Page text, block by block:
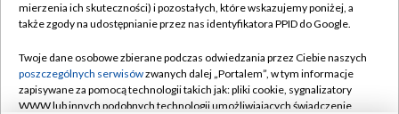
Naziemna Telewizja Cyfrowa
Rada Programowa
System NOS
Pomoc
Kontakt
mierzenia ich skuteczności) i pozostałych, które wskazujemy poniżej, a
także zgody na udostępnianie przez nas identyfikatora PPID do Google.
Twoje dane osobowe zbierane podczas odwiedzania przez Ciebie naszych
poszczególnych serwisówzwanych dalej „Portalem”, w tym informacje
zapisywane za pomocą technologii takich jak: pliki cookie, sygnalizatory
WWW lub innych podobnych technologii umożliwiających świadczenie